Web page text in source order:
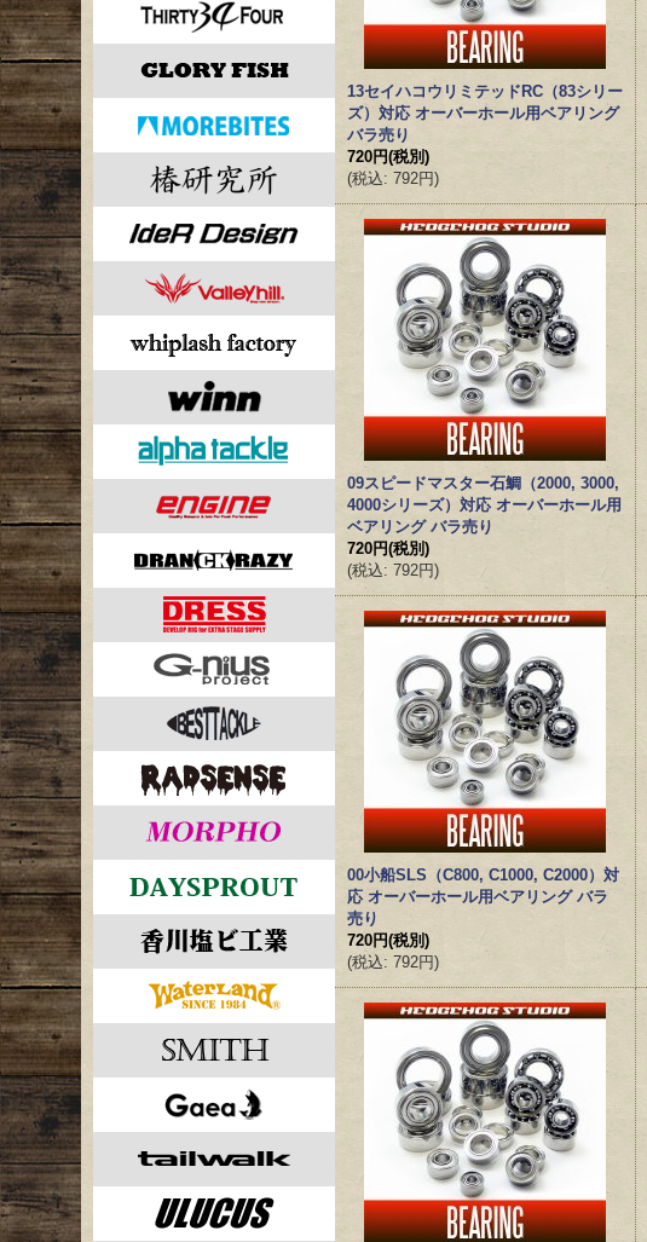
13セイハコウリミテッドRC（83シリー
ズ）対応 オーバーホール用ベアリング
バラ売り
720円(税別)
(税込: 792円)
09スピードマスター石鯛（2000, 3000,
4000シリーズ）対応 オーバーホール用
ベアリング バラ売り
720円(税別)
(税込: 792円)
00小船SLS（C800, C1000, C2000）対
応 オーバーホール用ベアリング バラ
売り
720円(税別)
(税込: 792円)